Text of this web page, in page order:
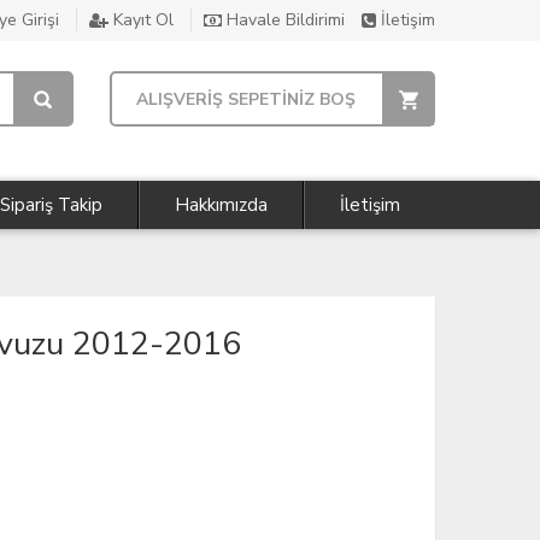
Girişi Kayıt Ol Havale Bildirimi İletişim
ALIŞVERİŞ SEPETİNİZ BOŞ
Sipariş Takip Hakkımızda İletişim
2012-2016